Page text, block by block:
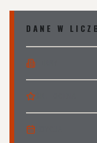
DANE W